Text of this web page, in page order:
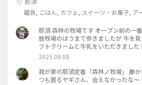
雑貨, ごはん, カフェ, スイーツ・お菓子, ア
やげ
那須 森林の牧場です オープン前の一
放牧場のほうまで歩きましたが 牛を見つけら
フトクリームと牛乳をいただきました
くに声をかけてくれて 楽しかったで
て、持って帰っていいか聞いたら、
2025.06.08
我が家の那須定番「森林ノ牧場」 静かでかわいい～牧場🐄 い
つも居るヤギさん、会えなかったな～ チ～ズソフトクリ～ム